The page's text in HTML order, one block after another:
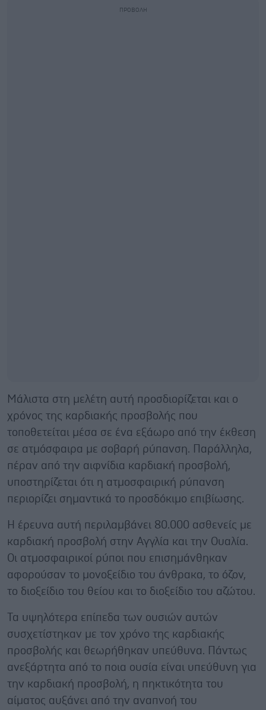
Μάλιστα στη μελέτη αυτή προσδιορίζεται και ο
χρόνος της καρδιακής προσβολής που
τοποθετείται μέσα σε ένα εξάωρο από την έκθεση
σε ατμόσφαιρα με σοβαρή ρύπανση. Παράλληλα,
πέραν από την αιφνίδια καρδιακή προσβολή,
υποστηρίζεται ότι η ατμοσφαιρική ρύπανση
περιορίζει σημαντικά το προσδόκιμο επιβίωσης.
Η έρευνα αυτή περιλαμβάνει 80.000 ασθενείς με
καρδιακή προσβολή στην Αγγλία και την Ουαλία.
Οι ατμοσφαιρικοί ρύποι που επισημάνθηκαν
αφορούσαν το μονοξείδιο του άνθρακα, το όζον,
το διοξείδιο του θείου και το διοξείδιο του αζώτου.
Τα υψηλότερα επίπεδα των ουσιών αυτών
συσχετίστηκαν με τον χρόνο της καρδιακής
προσβολής και θεωρήθηκαν υπεύθυνα. Πάντως
ανεξάρτητα από το ποια ουσία είναι υπεύθυνη για
την καρδιακή προσβολή, η πηκτικότητα του
αίματος αυξάνει από την αναπνοή του